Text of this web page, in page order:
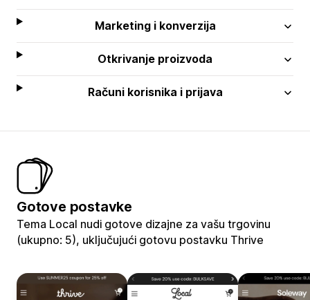
Marketing i konverzija
Otkrivanje proizvoda
Računi korisnika i prijava
Gotove postavke
Tema Local nudi gotove dizajne za vašu trgovinu
(ukupno: 5), uključujući gotovu postavku Thrive